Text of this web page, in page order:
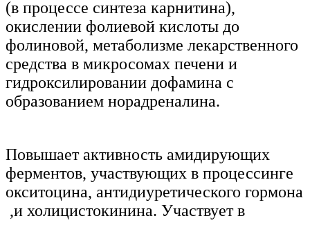
(в процессе синтеза карнитина),
окислении фолиевой кислоты до
фолиновой, метаболизме лекарственного
средства в микросомах печени и
гидроксилировании дофамина с
образованием норадреналина.
Повышает активность амидирующих
ферментов, участвующих в процессинге
окситоцина, антидиуретического гормона
,и холицистокинина. Участвует в